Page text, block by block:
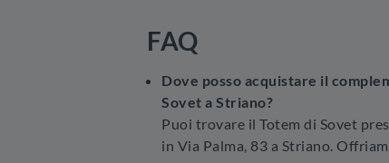
FAQ
Dove posso acquistare il
Sovet a Striano?
Puoi trovare il Totem di Sovet
in Via Palma, 83 a Striano.